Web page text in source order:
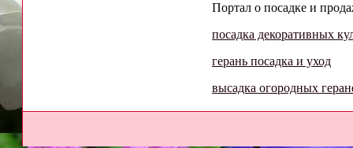
Портал о посадке и
посадка декоративных
герань посадка и уход
высадка огородных